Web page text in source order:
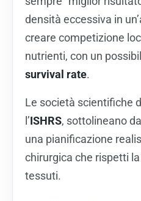
densità eccessiva in
creare competizione
nutrienti, con un
survival rate.
Le società scientifiche
l’ISHRS, sottolineano
una pianificazione
chirurgica che rispetti
tessuti.